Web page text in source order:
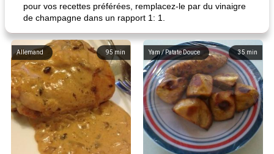
pour vos recettes préférées, remplacez-le par du vinaigre
de champagne dans un rapport 1: 1.
95 min
Allemand 35 min
Yam / Patate Douce